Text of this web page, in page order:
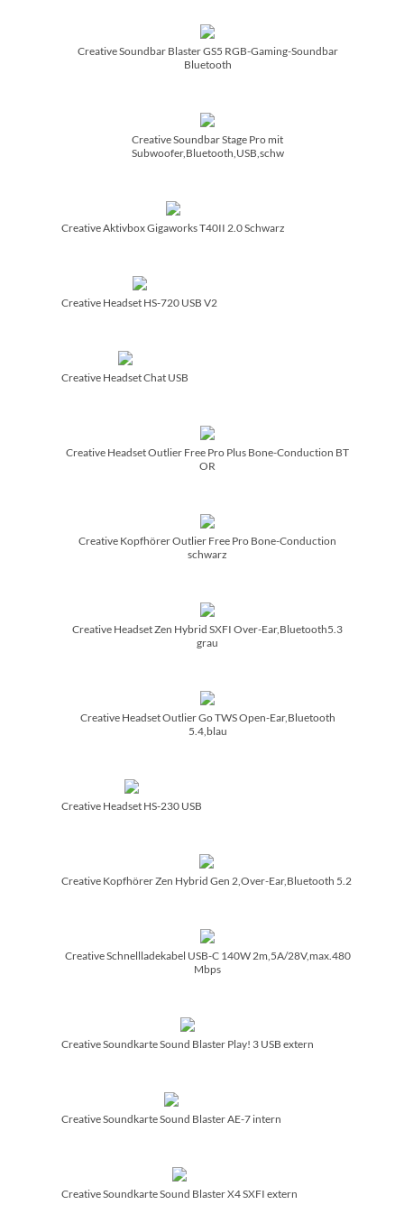
Creative Soundbar Blaster GS5 RGB-Gaming-Soundbar
Bluetooth
Creative Soundbar Stage Pro mit
Subwoofer,Bluetooth,USB,schw
Creative Aktivbox Gigaworks T40II 2.0 Schwarz
Creative Headset HS-720 USB V2
Creative Headset Chat USB
Creative Headset Outlier Free Pro Plus Bone-Conduction BT
OR
Creative Kopfhörer Outlier Free Pro Bone-Conduction
schwarz
Creative Headset Zen Hybrid SXFI Over-Ear,Bluetooth5.3
grau
Creative Headset Outlier Go TWS Open-Ear,Bluetooth
5.4,blau
Creative Headset HS-230 USB
Creative Kopfhörer Zen Hybrid Gen 2,Over-Ear,Bluetooth 5.2
Creative Schnellladekabel USB-C 140W 2m,5A/­28V,max.480
Mbps
Creative Soundkarte Sound Blaster Play! 3 USB extern
Creative Soundkarte Sound Blaster AE-7 intern
Creative Soundkarte Sound Blaster X4 SXFI extern